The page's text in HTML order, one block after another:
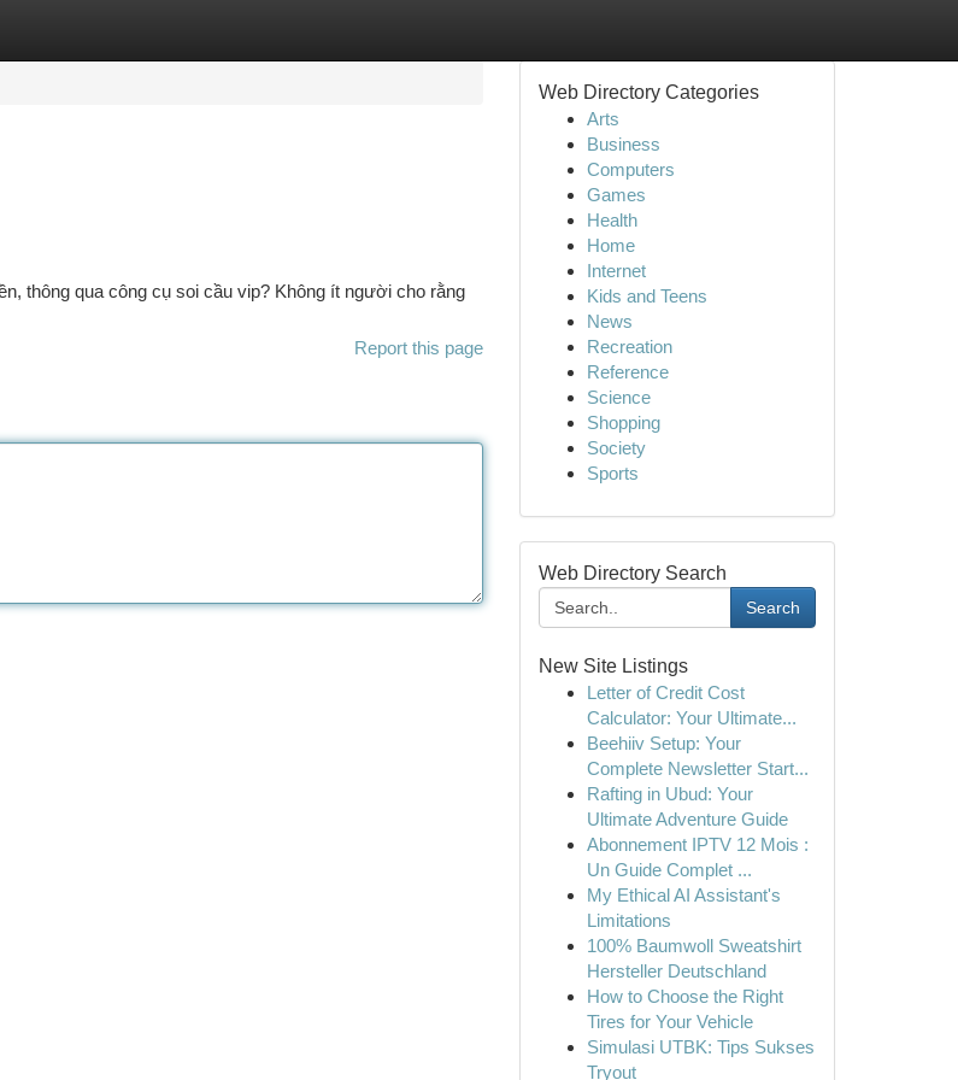
thông qua công cụ soi cầu vip? Không ít người cho rằng
Report this page
Web Directory Categories
Arts
Business
Computers
Games
Health
Home
Internet
Kids and Teens
News
Recreation
Reference
Science
Shopping
Society
Sports
Web Directory Search
Search
New Site Listings
Letter of Credit Cost
Calculator: Your Ultimate...
Beehiiv Setup: Your
Complete Newsletter Start...
Rafting in Ubud: Your
Ultimate Adventure Guide
Abonnement IPTV 12 Mois :
Un Guide Complet ...
My Ethical AI Assistant's
Limitations
100% Baumwoll Sweatshirt
Hersteller Deutschland
How to Choose the Right
Tires for Your Vehicle
Simulasi UTBK: Tips Sukses
Tryout